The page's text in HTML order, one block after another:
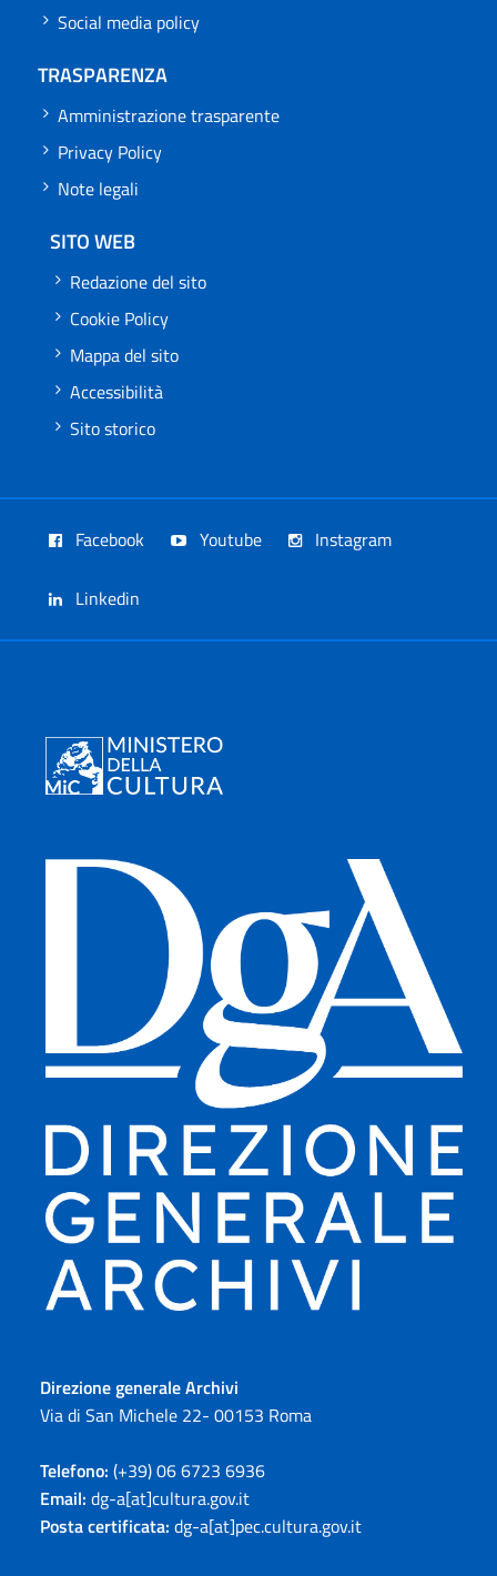
Social media policy
TRASPARENZA
Amministrazione trasparente
Privacy Policy
Note legali
SITO WEB
Redazione del sito
Cookie Policy
Mappa del sito
Accessibilità
Sito storico
Facebook Youtube Instagram
Linkedin
Direzione generale Archivi
Via di San Michele 22- 00153 Roma
Telefono: (+39) 06 6723 6936
Email: dg-a[at]cultura.gov.it
Posta certificata: dg-a[at]pec.cultura.gov.it